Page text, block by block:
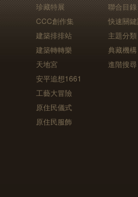
珍藏特展
CCC創作集
建築排排站
建築轉轉樂
天地宮
安平追想1661
工藝大冒險
原住民儀式
原住民服飾
聯合目錄
快速關
主題分類
典藏機構
進階搜尋